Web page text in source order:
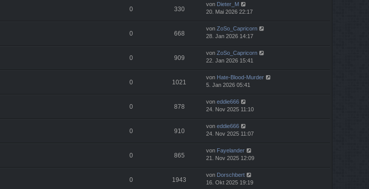
0 330
von Dieter_M
20. Mai 2026 22:17
0 668
von ZoSo_Capricorn
28. Jan 2026 14:17
0 909
von ZoSo_Capricorn
22. Jan 2026 15:41
0 1021
von Hate-Blood-Murder
5. Jan 2026 05:41
0 878
von eddie666
24. Nov 2025 11:10
0 910
von eddie666
24. Nov 2025 11:07
0 865
von Fayelander
21. Nov 2025 12:09
0 1943
von Dorschbert
16. Okt 2025 19:19